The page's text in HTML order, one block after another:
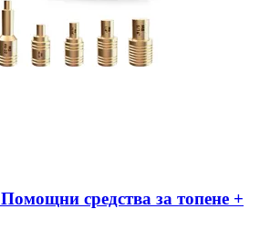
Помощни средства за топене +